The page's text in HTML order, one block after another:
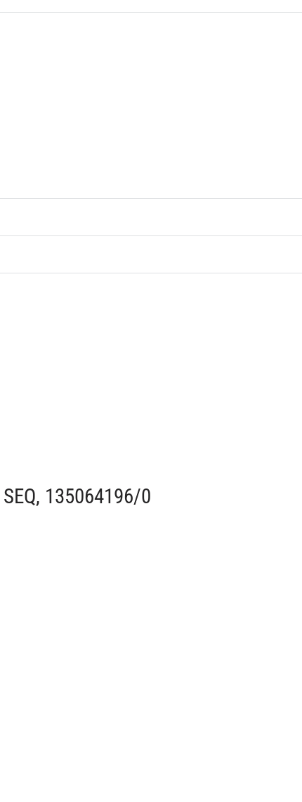
135064196/0